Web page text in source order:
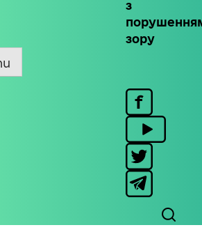
з
зору